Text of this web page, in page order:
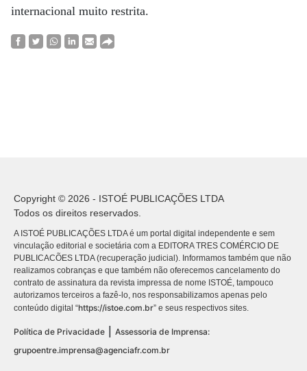
internacional muito restrita.
Copyright © 2026 - ISTOÉ PUBLICAÇÕES LTDA
Todos os direitos reservados.
A ISTOÉ PUBLICAÇÕES LTDA é um portal digital independente e sem
vinculação editorial e societária com a EDITORA TRES COMÉRCIO DE
PUBLICACÕES LTDA (recuperação judicial). Informamos também que não
realizamos cobranças e que também não oferecemos cancelamento do
contrato de assinatura da revista impressa de nome ISTOÉ, tampouco
autorizamos terceiros a fazê-lo, nos responsabilizamos apenas pelo
conteúdo digital “https://istoe.com.br” e seus respectivos sites.
Política de Privacidade
Assessoria de Imprensa:
grupoentre.imprensa@agenciafr.com.br